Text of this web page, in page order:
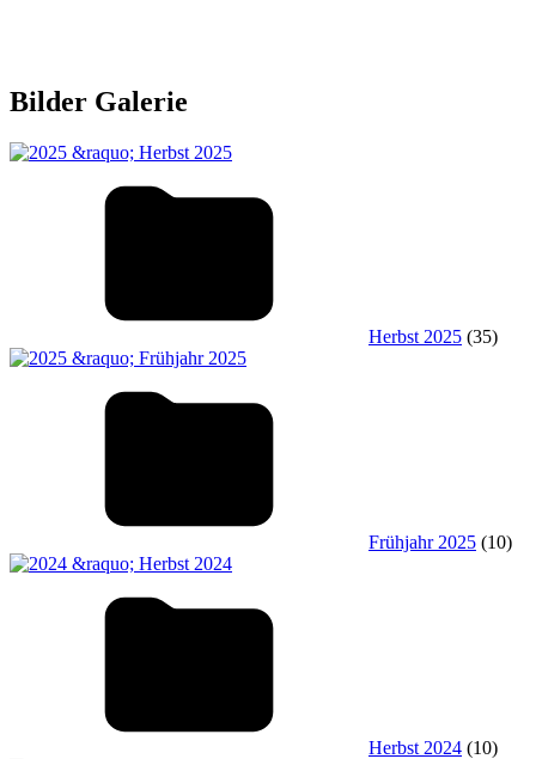
Bilder Galerie
Herbst 2025 (35)
Frühjahr 2025 (10)
Herbst 2024 (10)